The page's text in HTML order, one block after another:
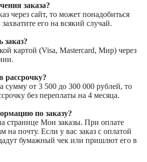
заказа?
через сайт, то может понадобиться
его на всякий случай.
картой (Visa, Mastercard, Мир) через
рассрочку?
сумму от 3 500 до 300 000 рублей, то
без переплаты на 4 месяца.
по заказу?
странице Мои заказы. При оплате
на почту. Если у вас заказ с оплатой
бумажный чек или пришлют его в